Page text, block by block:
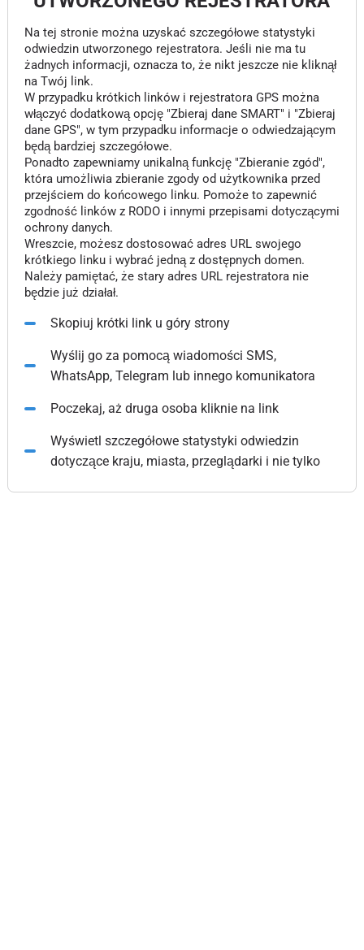
Na tej stronie można uzyskać szczegółowe statystyki
odwiedzin utworzonego rejestratora. Jeśli nie ma tu
żadnych informacji, oznacza to, że nikt jeszcze nie kliknął
na Twój link.
W przypadku krótkich linków i rejestratora GPS można
włączyć dodatkową opcję "Zbieraj dane SMART" i "Zbieraj
dane GPS", w tym przypadku informacje o odwiedzającym
będą bardziej szczegółowe.
Ponadto zapewniamy unikalną funkcję "Zbieranie zgód",
która umożliwia zbieranie zgody od użytkownika przed
przejściem do końcowego linku. Pomoże to zapewnić
zgodność linków z RODO i innymi przepisami dotyczącymi
ochrony danych.
Wreszcie, możesz dostosować adres URL swojego
krótkiego linku i wybrać jedną z dostępnych domen.
Należy pamiętać, że stary adres URL rejestratora nie
będzie już działał.
Skopiuj krótki link u góry strony
Wyślij go za pomocą wiadomości SMS,
WhatsApp, Telegram lub innego komunikatora
Poczekaj, aż druga osoba kliknie na link
Wyświetl szczegółowe statystyki odwiedzin
dotyczące kraju, miasta, przeglądarki i nie tylko